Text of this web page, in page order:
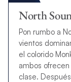
North
Pon rumbo a
vientos
el colorido
ambos
clase.